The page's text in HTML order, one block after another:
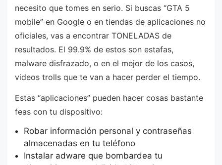
necesito que tomes en serio. Si buscas “GTA 5
mobile” en Google o en tiendas de aplicaciones no
oficiales, vas a encontrar TONELADAS de
resultados. El 99.9% de estos son estafas,
malware disfrazado, o en el mejor de los casos,
videos trolls que te van a hacer perder el tiempo.
Estas “aplicaciones” pueden hacer cosas bastante
feas con tu dispositivo:
Robar información personal y contraseñas
almacenadas en tu teléfono
Instalar adware que bombardea tu